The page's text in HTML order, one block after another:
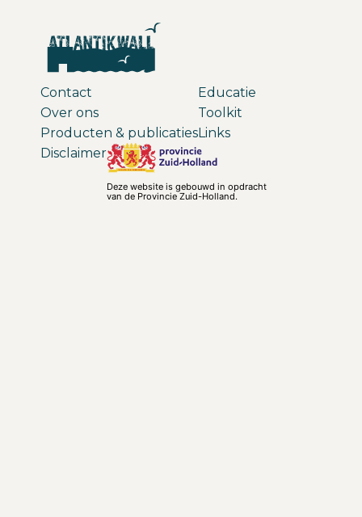
Contact
Over ons
Producten & publicaties
Educatie
Toolkit
Links
Disclaimer
Deze website is gebouwd in opdracht
van de Provincie Zuid-Holland.